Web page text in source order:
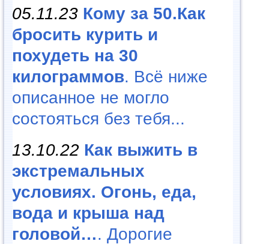
05.11.23 Кому за 50.Как
бросить курить и
похудеть на 30
килограммов. Всё ниже
описанное не могло
состояться без тебя...
13.10.22 Как выжить в
экстремальных
условиях. Огонь, еда,
вода и крыша над
головой…. Дорогие